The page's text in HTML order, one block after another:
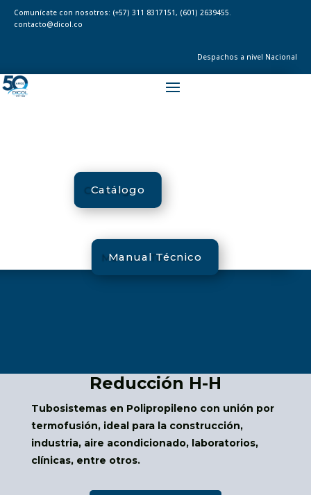
Comunícate con nosotros: (+57) 311 8317151, (601) 2639455.
contacto@dicol.co
Despachos a nivel Nacional
Catálogo
Manual Técnico
Reducción H-H
Tubosistemas en Polipropileno con unión por
termofusión, ideal para la construcción,
industria, aire acondicionado, laboratorios,
clínicas, entre otros.